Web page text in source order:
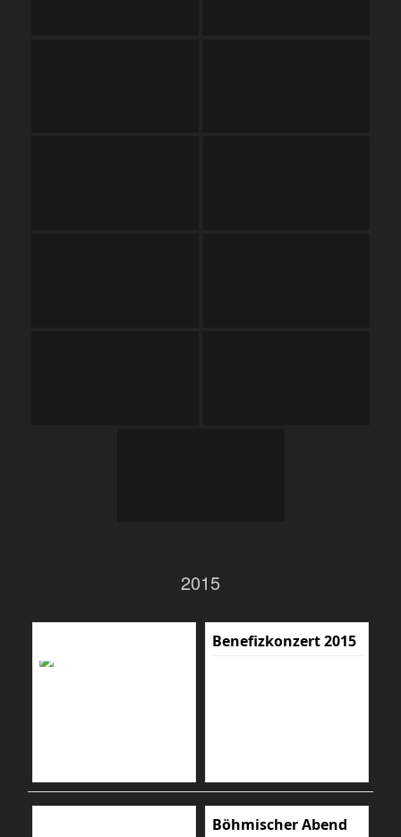
2015
Benefizkonzert 2015
Böhmischer Abend